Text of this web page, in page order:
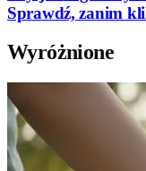
Sprawdź, zanim
Wyróżnione